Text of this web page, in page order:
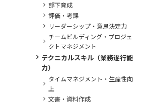
部下育成
評価・考課
リーダーシップ・意思決定力
チームビルディング・プロジェ
クトマネジメント
テクニカルスキル（業務遂行能
力）
タイムマネジメント・生産性向
上
文書・資料作成